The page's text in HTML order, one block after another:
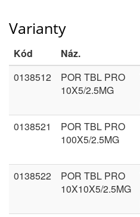
Varianty
Kód Náz.
0138512
POR TBL PRO
10X5/2.5MG
0138521
POR TBL PRO
100X5/2.5MG
0138522
POR TBL PRO
10X10X5/2.5MG